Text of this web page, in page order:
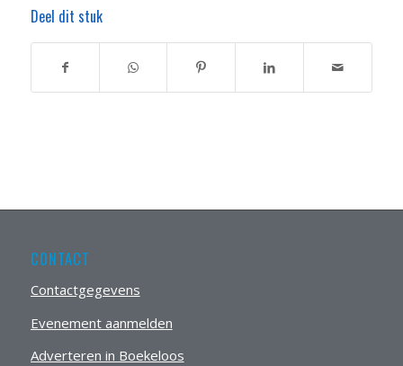
Deel dit stuk
CONTACT
Contactgegevens
Evenement aanmelden
Adverteren in Boekeloos